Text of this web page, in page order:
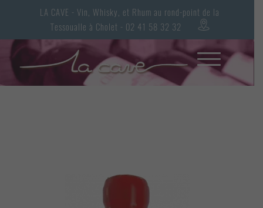
LA CAVE - Vin, Whisky, et Rhum au rond-point de la
Tessoualle à Cholet - 02 41 58 32 32